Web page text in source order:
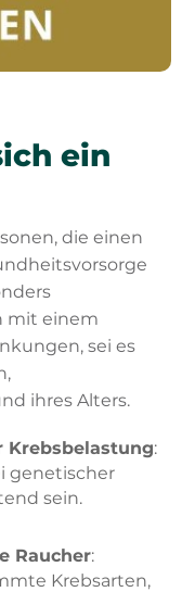
ein
die einen
mit einem
sei es
ihres Alters.
Krebsbelastung:
genetischer
sein.
Raucher:
Krebsarten,